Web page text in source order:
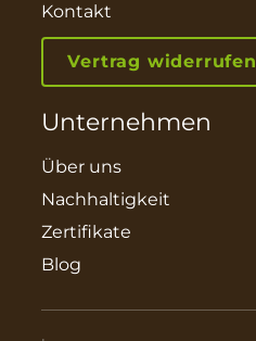
Kontakt
Vertrag widerrufen
Unternehmen
Über uns
Nachhaltigkeit
Zertifikate
Blog